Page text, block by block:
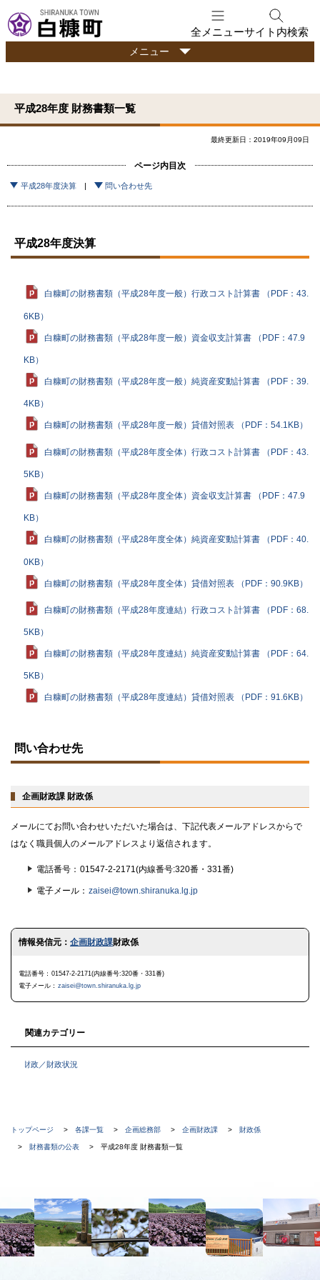
文
へ
ュ
へ
全メニューサイト内検索
行
政
報
メニュー
平成28年度 財務書類一覧
最終更新日：2019年09月09日
ページ内目次
平成28年度決算 問い合わせ先
平成28年度決算
白糠町の財務書類（平成28年度一般）行政コスト計算書 （PDF：43.
6KB）
白糠町の財務書類（平成28年度一般）資金収支計算書 （PDF：47.9
KB）
白糠町の財務書類（平成28年度一般）純資産変動計算書 （PDF：39.
4KB）
白糠町の財務書類（平成28年度一般）貸借対照表 （PDF：54.1KB）
白糠町の財務書類（平成28年度全体）行政コスト計算書 （PDF：43.
5KB）
白糠町の財務書類（平成28年度全体）資金収支計算書 （PDF：47.9
KB）
白糠町の財務書類（平成28年度全体）純資産変動計算書 （PDF：40.
0KB）
白糠町の財務書類（平成28年度全体）貸借対照表 （PDF：90.9KB）
白糠町の財務書類（平成28年度連結）行政コスト計算書 （PDF：68.
5KB）
白糠町の財務書類（平成28年度連結）純資産変動計算書 （PDF：64.
5KB）
白糠町の財務書類（平成28年度連結）貸借対照表 （PDF：91.6KB）
ッ問い合わせ先
企画財政課 財政係
メールにてお問い合わせいただいた場合は、下記代表メールアドレスからで
はなく職員個人のメールアドレスより返信されます。
電話番号 01547-2-2171(内線番号:320番・331番)
電子メール zaisei@town.shiranuka.lg.jp
ト
る
情報発信元： 企画財政課財政係
電話番号
01547-2-2171(内線番号:320番・331番)
電子メール
zaisei@town.shiranuka.lg.jp
関連カテゴリー
財政／財政状況
現
在
の
階
層
トップページ 各課一覧 企画総務部 企画財政課 財政係
財務書類の公表 平成28年度 財務書類一覧
文
へ
メ